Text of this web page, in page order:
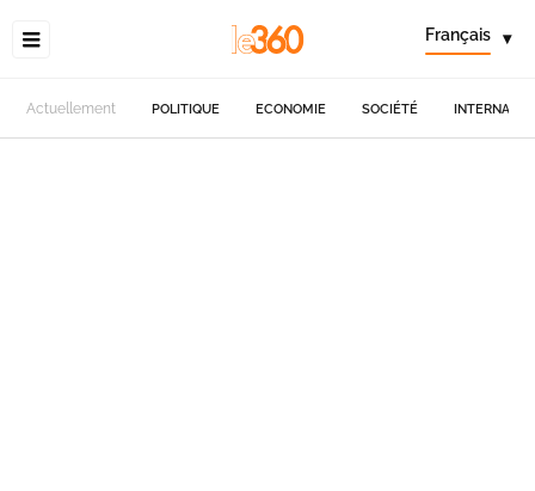
Français ▾
Actuellement POLITIQUE ECONOMIE SOCIÉTÉ